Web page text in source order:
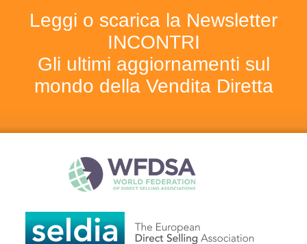
Leggi o scarica la Newsletter
INCONTRI
Gli ultimi aggiornamenti sul
mondo della Vendita Diretta